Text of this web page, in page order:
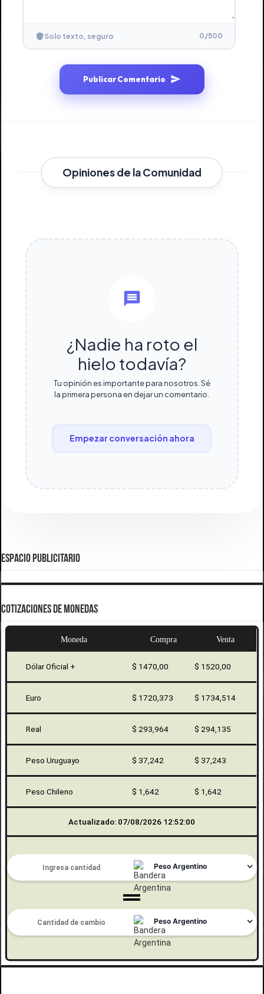
Solo texto, seguro 0/500
Publicar Comentario
Opiniones de la Comunidad
¿Nadie ha roto el
hielo todavía?
Tu opinión es importante para nosotros. Sé
la primera persona en dejar un comentario.
Empezar conversación ahora
ESPACIO PUBLICITARIO
COTIZACIONES DE MONEDAS
Moneda Compra Venta
Dólar Oficial + $ 1470,00 $ 1520,00
Euro $ 1720,373 $ 1734,514
Real $ 293,964 $ 294,135
Peso Uruguayo $ 37,242 $ 37,243
Peso Chileno $ 1,642 $ 1,642
Actualizado: 07/08/2026 12:52:00